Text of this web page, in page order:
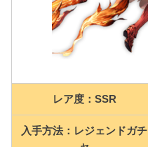
レア度：SSR
入手方法： レジェンドガチ